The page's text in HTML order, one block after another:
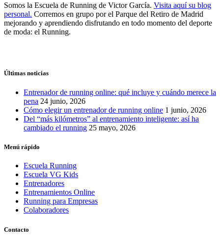
Somos la Escuela de Running de Victor García. Visita aquí su blog
personal. Corremos en grupo por el Parque del Retiro de Madrid
mejorando y aprendiendo disfrutando en todo momento del deporte
de moda: el Running.
Últimas noticias
Entrenador de running online: qué incluye y cuándo merece la
pena 24 junio, 2026
Cómo elegir un entrenador de running online 1 junio, 2026
Del “más kilómetros” al entrenamiento inteligente: así ha
cambiado el running 25 mayo, 2026
Menú rápido
Escuela Running
Escuela VG Kids
Entrenadores
Entrenamientos Online
Running para Empresas
Colaboradores
Contacto